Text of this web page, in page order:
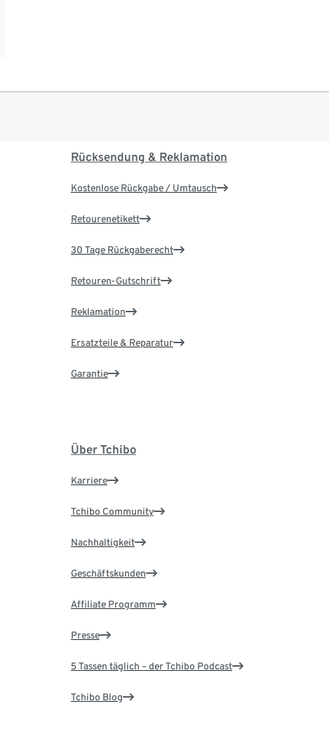
Rücksendung & Reklamation
Kostenlose Rückgabe / Umtausch
Retourenetikett
30 Tage Rückgaberecht
Retouren-Gutschrift
Reklamation
Ersatzteile & Reparatur
Garantie
Über Tchibo
Karriere
Tchibo Community
Nachhaltigkeit
Geschäftskunden
Affiliate Programm
Presse
5 Tassen täglich – der Tchibo Podcast
Tchibo Blog